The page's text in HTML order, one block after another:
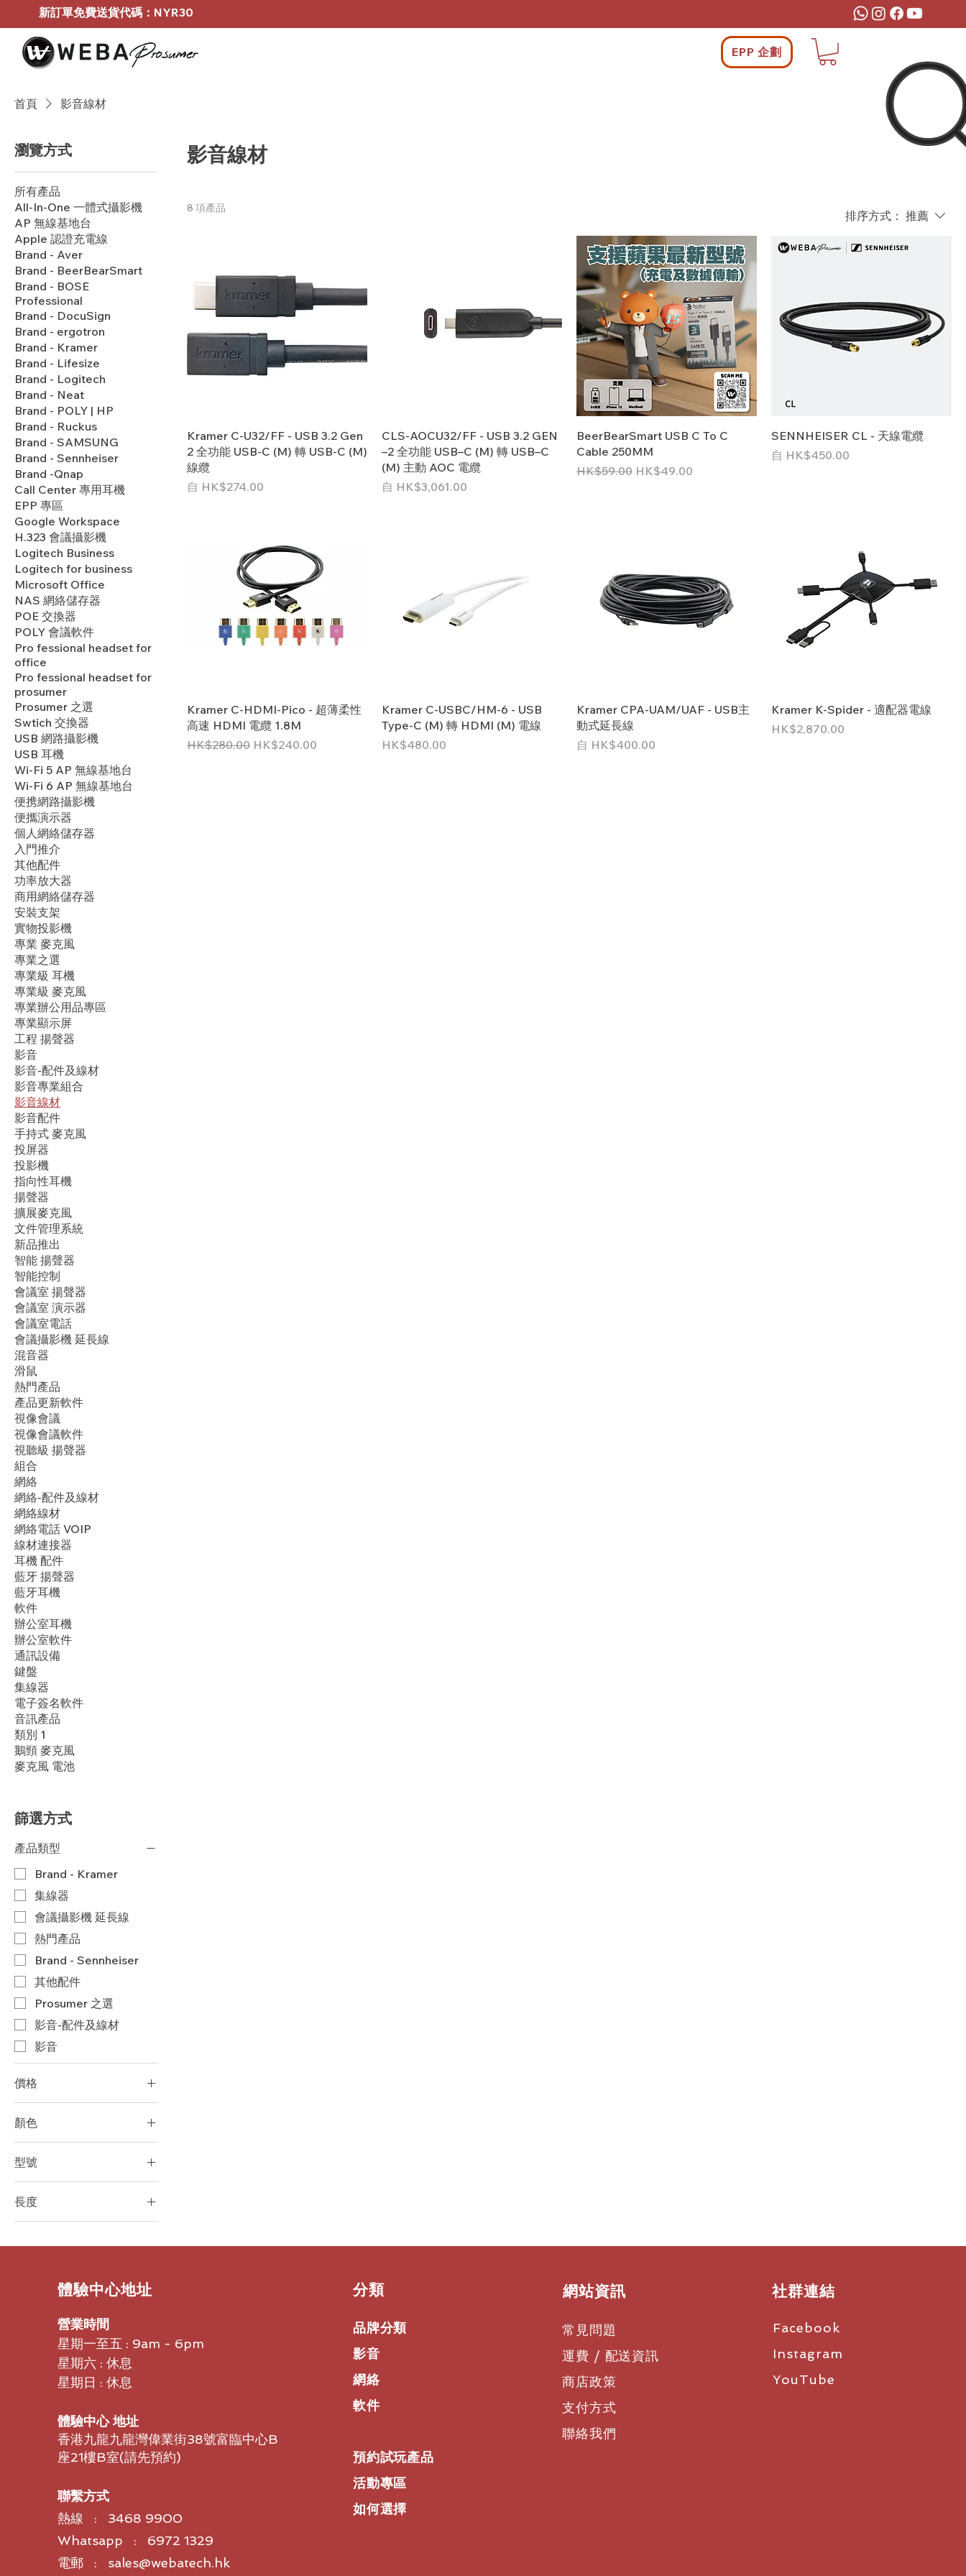
新訂單免費送貨代碼：NYR30
EPP 企劃
首頁 影音線材
瀏覽方式
所有產品
All-In-One 一體式攝影機
AP 無線基地台
Apple 認證充電線
Brand - Aver
Brand - BeerBearSmart
Brand - BOSE
Professional
Brand - DocuSign
Brand - ergotron
Brand - Kramer
Brand - Lifesize
Brand - Logitech
Brand - Neat
Brand - POLY | HP
Brand - Ruckus
Brand - SAMSUNG
Brand - Sennheiser
Brand -Qnap
Call Center 專用耳機
EPP 專區
Google Workspace
H.323 會議攝影機
Logitech Business
Logitech for business
Microsoft Office
NAS 網絡儲存器
POE 交換器
POLY 會議軟件
Pro fessional headset for
office
Pro fessional headset for
prosumer
Prosumer 之選
Swtich 交換器
USB 網路攝影機
USB 耳機
Wi-Fi 5 AP 無線基地台
Wi-Fi 6 AP 無線基地台
便携網路攝影機
便攜演示器
個人網絡儲存器
入門推介
其他配件
功率放大器
商用網絡儲存器
安裝支架
實物投影機
專業 麥克風
專業之選
專業級 耳機
專業級 麥克風
專業辦公用品專區
專業顯示屏
工程 揚聲器
影音
影音-配件及線材
影音專業組合
影音線材
影音配件
手持式 麥克風
投屏器
投影機
指向性耳機
揚聲器
擴展麥克風
文件管理系統
新品推出
智能 揚聲器
智能控制
會議室 揚聲器
會議室 演示器
會議室電話
會議攝影機 延長線
混音器
滑鼠
​熱門產品
產品更新軟件
視像會議
視像會議軟件
視聽級 揚聲器
組合
網絡
網絡-配件及線材
網絡線材
網絡電話 VOIP
線材連接器
耳機 配件
藍牙 揚聲器
藍牙耳機
軟件
辦公室耳機
辦公室軟件
通訊設備
鍵盤
集線器
電子簽名軟件
音訊產品
類別 1
鵝頸 麥克風
麥克風 電池
篩選方式
產品類型
Brand - Kramer
集線器
會議攝影機 延長線
​熱門產品
Brand - Sennheiser
其他配件
Prosumer 之選
影音-配件及線材
影音
價格
HK$49 HK$3,061
顏色
型號
7.60m (25ft)
長度
4.60m（15英尺）
C-U32/FF-3
影音線材
8 項產品
排序方式： 推薦
Kramer C-U32/FF - USB 3.2 Gen
2 全功能 USB-C (M) 轉 USB-C (M)
線纜
自 HK$274.00
促銷價格
CLS-AOCU32/FF - USB 3.2 GEN
–2 全功能 USB–C (M) 轉 USB–C
(M) 主動 AOC 電纜
自 HK$3,061.00
促銷價格
BeerBearSmart USB C To C
Cable 250MM
一般價格
HK$59.00 促銷價格
HK$49.00
SENNHEISER CL - 天線電纜
自 HK$450.00
促銷價格
Kramer C-HDMI-Pico - 超薄柔性
高速 HDMI 電纜 1.8M
一般價格
HK$280.00 促銷價格
HK$240.00
Kramer C-USBC/HM-6 - USB
Type-C (M) 轉 HDMI (M) 電線
價格
HK$480.00
Kramer CPA-UAM/UAF - USB主
動式延長線
自 HK$400.00
促銷價格
Kramer K-Spider - 適配器電線
價格
HK$2,870.00
​體驗中心地址
營業時間
星期一至五 : 9am - 6pm
星期六 : 休息
星期日 : 休息
體驗中心 地址
香港九龍九龍灣偉業街38號富臨中心B
座21樓B室​(請先預約)
聯繫方式
熱線 : 3468 9900
Whatsapp : 6972 1329
電郵 : sales@webatech.hk
​分類
品牌分類
影音
網絡
軟件
預約試玩產品
活動專區
如何選擇
​網站資訊
常見問題
運費 / 配送資訊
商店政策
支付方式
聯絡我們
社群連結
Facebook
Instagram
YouTube